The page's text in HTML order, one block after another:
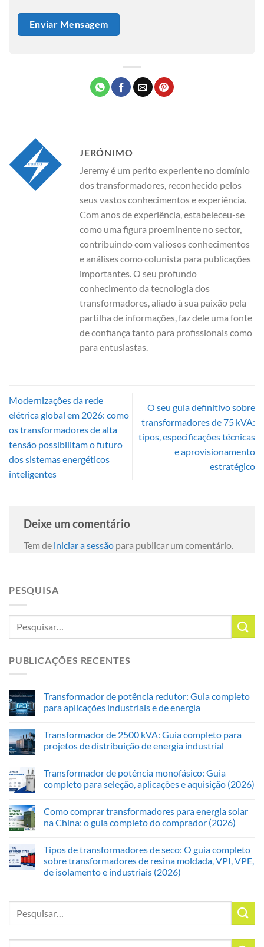
JERÓNIMO
Jeremy é um perito experiente no domínio
dos transformadores, reconhecido pelos
seus vastos conhecimentos e experiência.
Com anos de experiência, estabeleceu-se
como uma figura proeminente no sector,
contribuindo com valiosos conhecimentos
e análises como colunista para publicações
importantes. O seu profundo
conhecimento da tecnologia dos
transformadores, aliado à sua paixão pela
partilha de informações, faz dele uma fonte
de confiança tanto para profissionais como
para entusiastas.
Modernizações da rede
elétrica global em 2026: como
os transformadores de alta
tensão possibilitam o futuro
dos sistemas energéticos
inteligentes
O seu guia definitivo sobre
transformadores de 75 kVA:
tipos, especificações técnicas
e aprovisionamento
estratégico
Deixe um comentário
Tem de iniciar a sessão para publicar um comentário.
PESQUISA
PUBLICAÇÕES RECENTES
Transformador de potência redutor: Guia completo
para aplicações industriais e de energia
Transformador de 2500 kVA: Guia completo para
projetos de distribuição de energia industrial
Transformador de potência monofásico: Guia
completo para seleção, aplicações e aquisição (2026)
Como comprar transformadores para energia solar
na China: o guia completo do comprador (2026)
Tipos de transformadores de seco: O guia completo
sobre transformadores de resina moldada, VPI, VPE,
de isolamento e industriais (2026)